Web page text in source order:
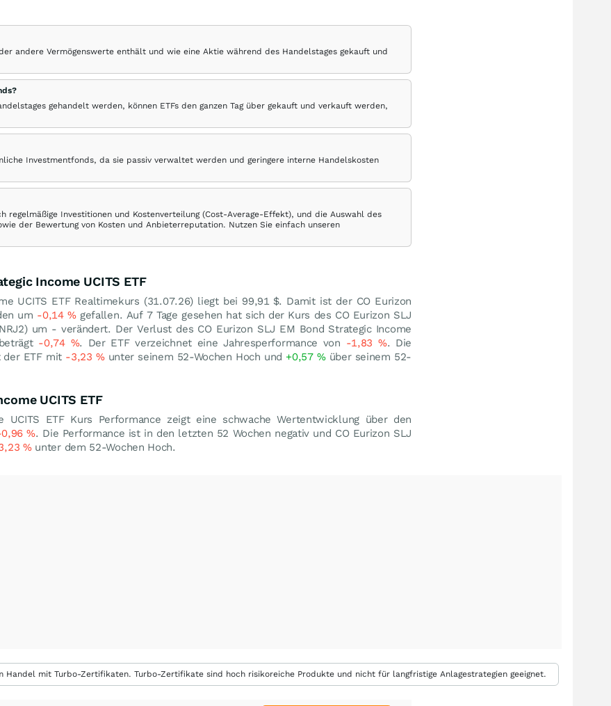
andere Vermögenswerte enthält und wie eine Aktie während des Handelstages gekauft und
gehandelt werden, können ETFs den ganzen Tag über gekauft und verkauft werden,
Investmentfonds, da sie passiv verwaltet werden und geringere interne Handelskosten
regelmäßige Investitionen und Kostenverteilung (Cost-Average-Effekt), und die Auswahl des
der Bewertung von Kosten und Anbieterreputation. Nutzen Sie einfach unseren
Income UCITS ETF
UCITS ETF Realtimekurs (31.07.26) liegt bei 99,91 $. Damit ist der CO Eurizon
um -0,14 %gefallen. Auf 7 Tage gesehen hat sich der Kurs des CO Eurizon SLJ
um - verändert. Der Verlust des CO Eurizon SLJ EM Bond Strategic Income
-0,74 %. Der ETF verzeichnet eine Jahresperformance von -1,83 %. Die
ETF mit -3,23 %unter seinem 52-Wochen Hoch und +0,57 %über seinem 52-
UCITS ETF
ETF Kurs Performance zeigt eine schwache Wertentwicklung über den
%. Die Performance ist in den letzten 52 Wochen negativ und CO Eurizon SLJ
%unter dem 52-Wochen Hoch.
Handel mit Turbo-Zertifikaten. Turbo-Zertifikate sind hoch risikoreiche Produkte und nicht für langfristige Anlagestrategien geeignet.